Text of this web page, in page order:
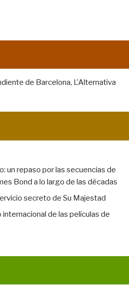
de Barcelona, L’Alternativa
un repaso por las secuencias de
Bond a lo largo de las décadas
secreto de Su Majestad
de las películas de